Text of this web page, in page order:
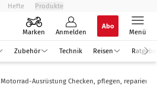
Hefte Produkte
Marken Anmelden
Abo
Menü
Zubehör Technik Reisen
Motorrad-Ausrüstung Checken, pflegen, reparieren